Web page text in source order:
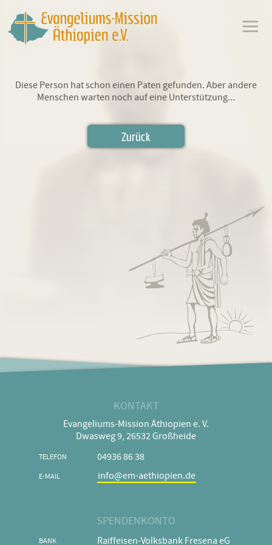
Diese Person hat schon einen Paten gefunden. Aber andere
Menschen warten noch auf eine Unterstützung...
Zurück
KONTAKT
Evangeliums-Mission Äthiopien e. V.
Dwasweg 9, 26532 Großheide
TELEFON 04936 86 38
E-MAIL info@em-aethiopien.de
SPENDENKONTO
BANK Raiffeisen-Volksbank Fresena eG